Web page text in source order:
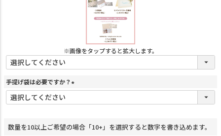
※画像をタップすると拡大します。
手提げ袋は必要ですか？
(
数量を10以上ご希望の場合「10+」を選択すると数字を書き込めます。